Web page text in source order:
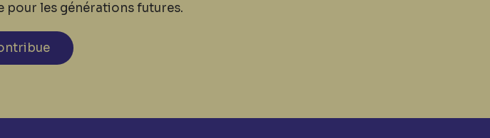
les générations futures.